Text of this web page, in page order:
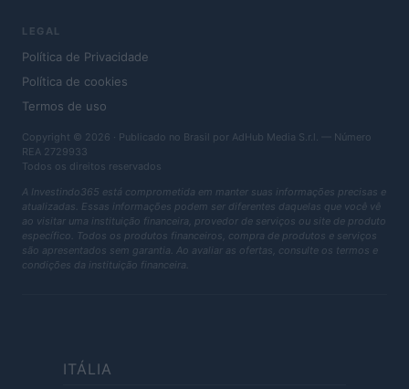
LEGAL
Política de Privacidade
Política de cookies
Termos de uso
Copyright © 2026 · Publicado no Brasil por AdHub Media S.r.l. — Número
REA 2729933
Todos os direitos reservados
A Investindo365 está comprometida em manter suas informações precisas e
atualizadas. Essas informações podem ser diferentes daquelas que você vê
ao visitar uma instituição financeira, provedor de serviços ou site de produto
específico. Todos os produtos financeiros, compra de produtos e serviços
são apresentados sem garantia. Ao avaliar as ofertas, consulte os termos e
condições da instituição financeira.
ITÁLIA